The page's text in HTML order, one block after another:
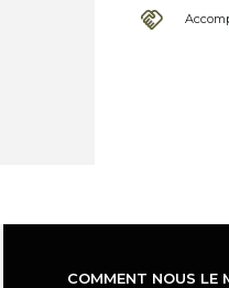
COMMENT NOUS LE